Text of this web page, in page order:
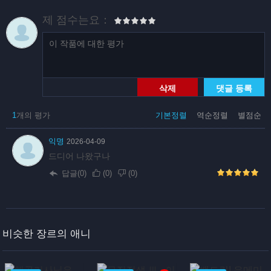
제 점수는요：
삭제 댓글 등록
기본정렬 역순정렬 별점순
1개의 평가
익명 2026-04-09
드디어 나왔구나
답글(0) (0) (0)
비슷한 장르의 애니